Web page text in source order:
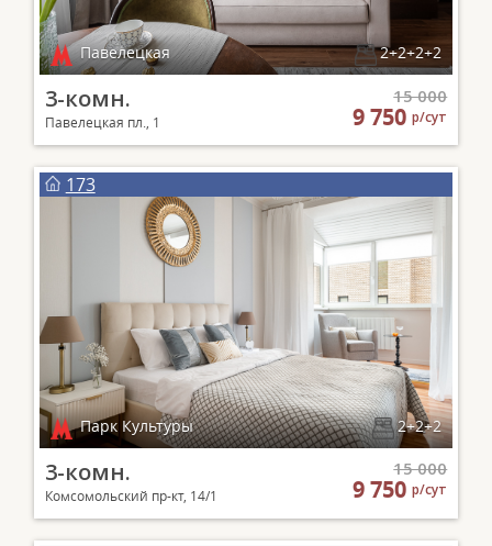
Павелецкая 2+2+2+2
3-комн.
Павелецкая пл., 1
15 000
9 750р/сут
173
Парк Культуры 2+2+2
3-комн.
Комсомольский пр-кт, 14/1
15 000
9 750р/сут